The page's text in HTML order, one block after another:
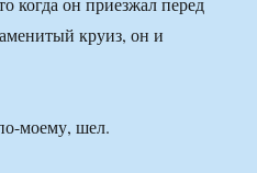
круиз, он и
моему, шел.